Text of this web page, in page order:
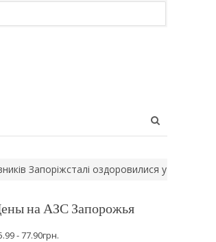
оздоровилися у Карпатах за
на АЗС Запорожья
- 77.90грн.